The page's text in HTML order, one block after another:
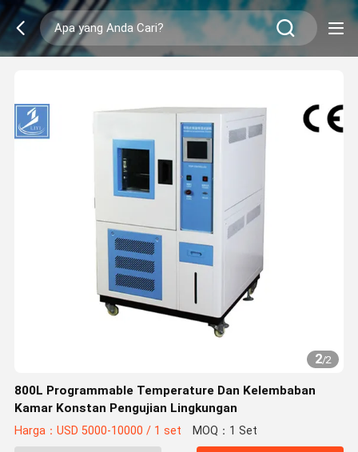
2/2
800L Programmable Temperature Dan Kelembaban
Kamar Konstan Pengujian Lingkungan
Harga：USD 5000-10000 / 1 set MOQ：1 Set